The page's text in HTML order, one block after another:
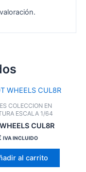
COLECCION EN
ESCALA 1/64
CUL8R
IVA INCLUIDO
al carrito